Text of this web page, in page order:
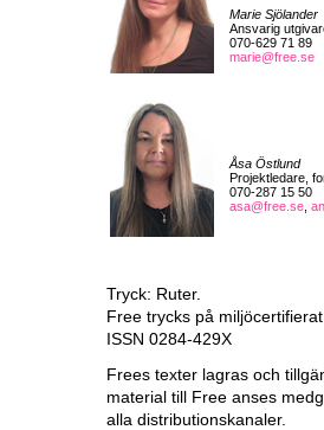
Marie Sjölander
Ansvarig
070-629 71 89
marie@free.se
Åsa Östlund
Projektledare,
070-287 15 50
asa@free.se
Tryck: Ruter.
Free trycks på
ISSN 0284-429X
Frees texter lagras och
material till Free anses
alla distributionskanaler.